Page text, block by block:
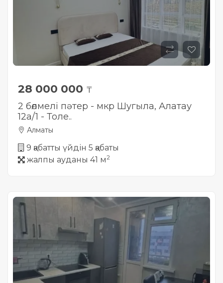
28 000 000 ₸
2 бөлмелі пәтер - мкр Шугыла, Алатау
12а/1 - Толе..
Алматы
9 қабатты үйдін 5 қабаты
жалпы ауданы 41 м2